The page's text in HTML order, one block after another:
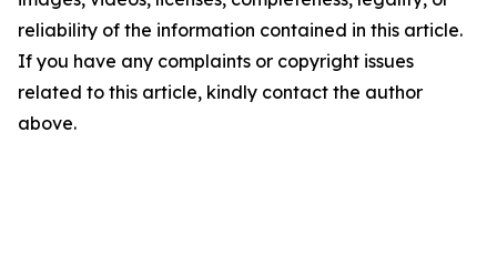
reliability of the information contained in this article.
If you have any complaints or copyright issues
related to this article, kindly contact the author
above.